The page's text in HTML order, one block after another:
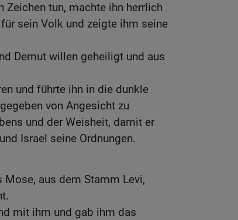
Zeichen tun, machte ihn herrlich
sein Volk und zeigte ihm seine
Demut willen geheiligt und aus
und führte ihn in die dunkle
von Angesicht zu
und der Weisheit, damit er
Israel seine Ordnungen.
Mose, aus dem Stamm Levi,
mit ihm und gab ihm das